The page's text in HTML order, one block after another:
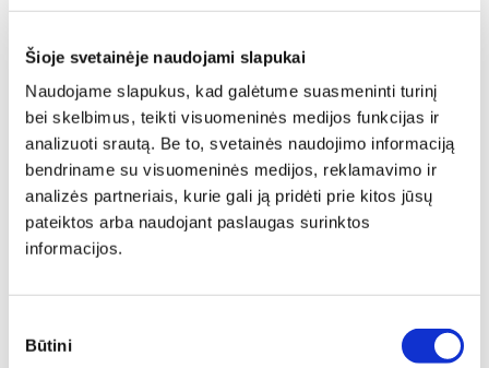
Šioje svetainėje naudojami slapukai
Naudojame slapukus, kad galėtume suasmeninti turinį
bei skelbimus, teikti visuomeninės medijos funkcijas ir
analizuoti srautą. Be to, svetainės naudojimo informaciją
bendriname su visuomeninės medijos, reklamavimo ir
analizės partneriais, kurie gali ją pridėti prie kitos jūsų
pateiktos arba naudojant paslaugas surinktos
informacijos.
pasirinkimas
Būtini
Žiūrėti detaliau
ISO 8752/DIN 1481/1100 VNT.